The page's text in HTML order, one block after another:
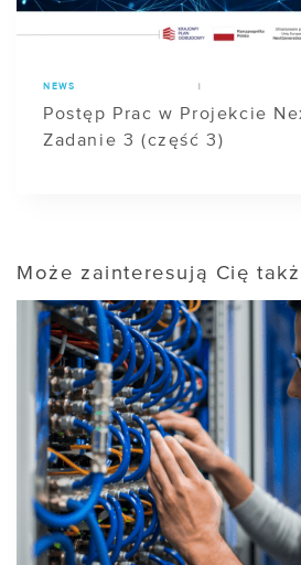
NEWS
Postęp Prac w Projekcie
Zadanie 3 (część 3)
Może zainteresują Cię